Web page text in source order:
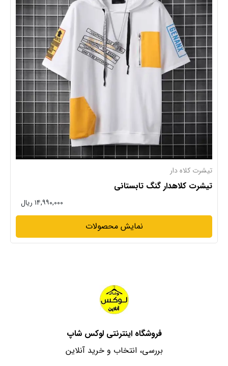
تیشرت کلاه دار
تیشرت کلاهدار گنگ تابستانی
۱۴,۹۹۰,۰۰۰ ریال
نمایش محصولات
فروشگاه اینترنتی لوکس شاپ
بررسی، انتخاب و خرید آنلاین